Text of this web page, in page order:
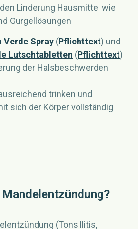
Linderung Hausmittel wie
Gurgellösungen
Verde Spray (Pflichttext) und
Lutschtabletten (Pflichttext)
der Halsbeschwerden
trinken und
sich der Körper vollständig
(Tonsillitis,